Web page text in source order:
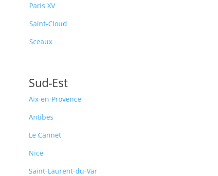
Paris XV
Saint-Cloud
Sceaux
Sud-Est
Aix-en-Provence
Antibes
Le Cannet
Nice
Saint-Laurent-du-Var